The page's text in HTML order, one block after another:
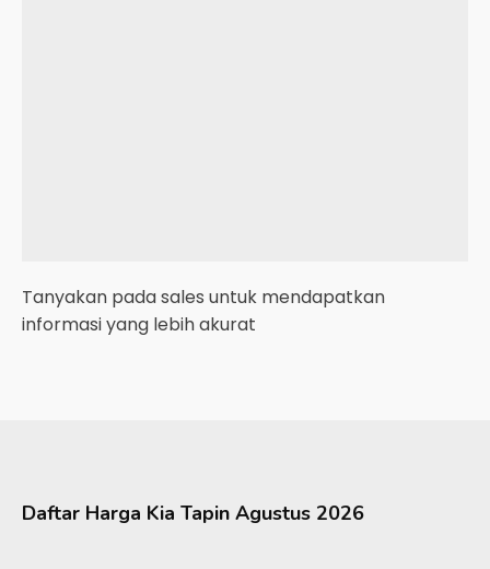
Tanyakan pada sales untuk mendapatkan
informasi yang lebih akurat
Daftar Harga Kia Tapin Agustus 2026